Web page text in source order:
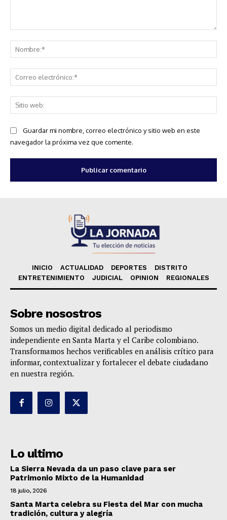
Guardar mi nombre, correo electrónico y sitio web en este
navegador la próxima vez que comente.
INICIO ACTUALIDAD DEPORTES
DISTRITO
ENTRETENIMIENTO
JUDICIAL OPINION REGIONALES
Sobre nosostros
Somos un medio digital dedicado al periodismo
independiente en Santa Marta y el Caribe colombiano.
Transformamos hechos verificables en análisis crítico para
informar, contextualizar y fortalecer el debate ciudadano
en nuestra región.
Lo ultimo
La Sierra Nevada da un paso clave para ser
Patrimonio Mixto de la Humanidad
18 julio, 2026
Santa Marta celebra su Fiesta del Mar con mucha
tradición, cultura y alegría